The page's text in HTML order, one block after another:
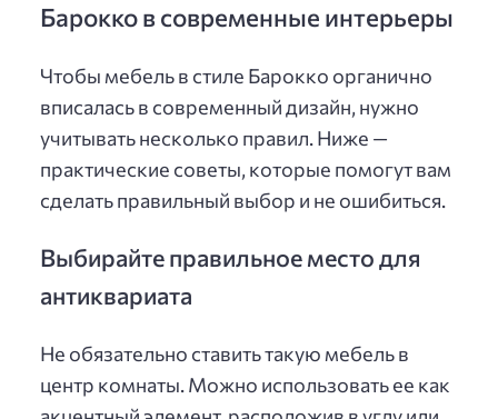
Барокко в современные интерьеры
Чтобы мебель в стиле Барокко органично
вписалась в современный дизайн, нужно
учитывать несколько правил. Ниже —
практические советы, которые помогут вам
сделать правильный выбор и не ошибиться.
Выбирайте правильное место для
антиквариата
Не обязательно ставить такую мебель в
центр комнаты. Можно использовать ее как